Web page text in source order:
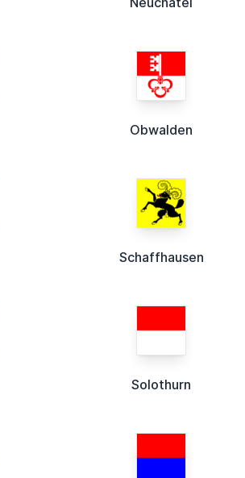
Obwalden
Schaffhausen
Solothurn